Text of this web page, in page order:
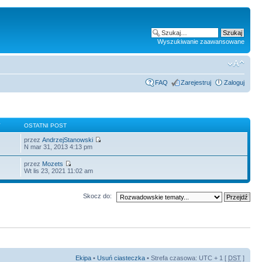
Wyszukiwanie zaawansowane
FAQ Zarejestruj Zaloguj
OSTATNI POST
przezAndrzejStanowski
N mar 31, 2013 4:13 pm
przez Mozets
Wt lis 23, 2021 11:02 am
Skocz do:
Ekipa • Usuń ciasteczka • Strefa czasowa: UTC + 1 [ DST ]